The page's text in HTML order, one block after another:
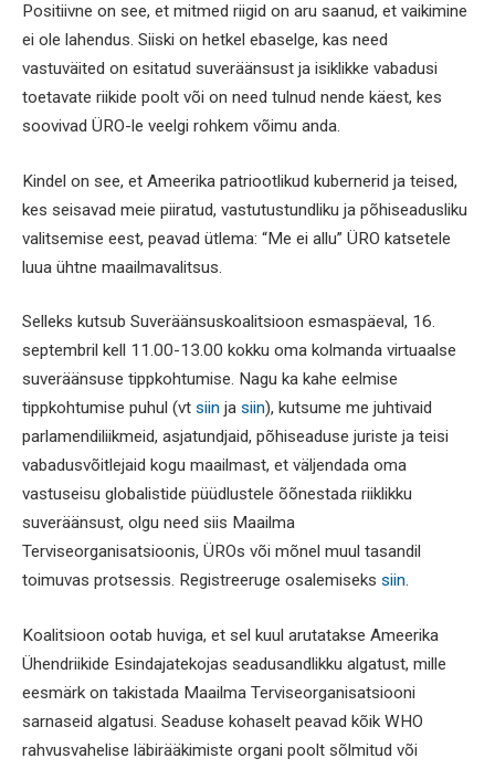
Positiivne on see, et mitmed riigid on aru saanud, et vaikimine
ei ole lahendus. Siiski on hetkel ebaselge, kas need
vastuväited on esitatud suveräänsust ja isiklikke vabadusi
toetavate riikide poolt või on need tulnud nende käest, kes
soovivad ÜRO-le veelgi rohkem võimu anda.
Kindel on see, et Ameerika patriootlikud kubernerid ja teised,
kes seisavad meie piiratud, vastutustundliku ja põhiseadusliku
valitsemise eest, peavad ütlema: “Me ei allu” ÜRO katsetele
luua ühtne maailmavalitsus.
Selleks kutsub Suveräänsuskoalitsioon esmaspäeval, 16.
septembril kell 11.00-13.00 kokku oma kolmanda virtuaalse
suveräänsuse tippkohtumise. Nagu ka kahe eelmise
tippkohtumise puhul (vt siin ja siin), kutsume me juhtivaid
parlamendiliikmeid, asjatundjaid, põhiseaduse juriste ja teisi
vabadusvõitlejaid kogu maailmast, et väljendada oma
vastuseisu globalistide püüdlustele õõnestada riiklikku
suveräänsust, olgu need siis Maailma
Terviseorganisatsioonis, ÜROs või mõnel muul tasandil
toimuvas protsessis. Registreeruge osalemiseks siin.
Koalitsioon ootab huviga, et sel kuul arutatakse Ameerika
Ühendriikide Esindajatekojas seadusandlikku algatust, mille
eesmärk on takistada Maailma Terviseorganisatsiooni
sarnaseid algatusi. Seaduse kohaselt peavad kõik WHO
rahvusvahelise läbirääkimiste organi poolt sõlmitud või